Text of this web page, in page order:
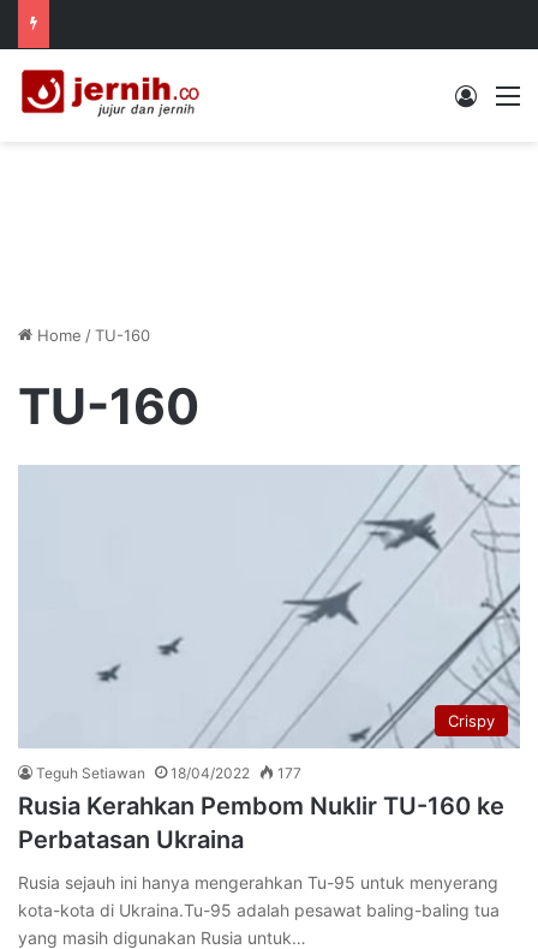
Log In
Home /TU-160
TU-160
Crispy
Teguh Setiawan 18/04/2022 177
Rusia Kerahkan Pembom Nuklir TU-160 ke
Perbatasan Ukraina
Rusia sejauh ini hanya mengerahkan Tu-95 untuk menyerang
kota-kota di Ukraina.Tu-95 adalah pesawat baling-baling tua
yang masih digunakan Rusia untuk…